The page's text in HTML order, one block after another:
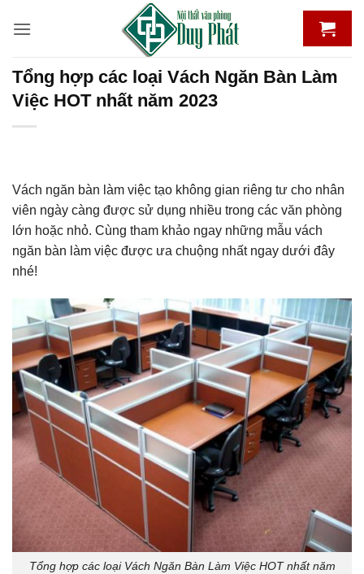
qua
dungTổng hợp các loại Vách Ngăn Bàn Làm
Việc HOT nhất năm 2023
Vách ngăn bàn làm việc tạo không gian riêng tư cho nhân
viên ngày càng được sử dụng nhiều trong các văn phòng
lớn hoặc nhỏ. Cùng tham khảo ngay những mẫu vách
ngăn bàn làm việc được ưa chuộng nhất ngay dưới đây
nhé!
Tổng hợp các loại Vách Ngăn Bàn Làm Việc HOT nhất năm